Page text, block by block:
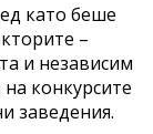
като беше
–
и независим
конкурсите
заведения.